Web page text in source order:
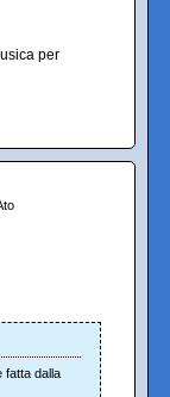
per
fatta dalla